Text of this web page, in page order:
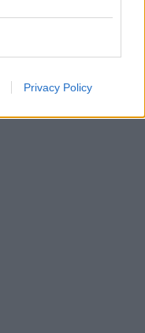
Privacy Policy